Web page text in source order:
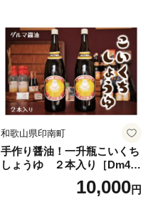
和歌山県印南町
手作り醤油！一升瓶こいくち
しょうゆ ２本入り［Dm4］
｜手作り 醤油 和歌山県 印南
町 一升瓶 こいくちしょうゆ
10,000円